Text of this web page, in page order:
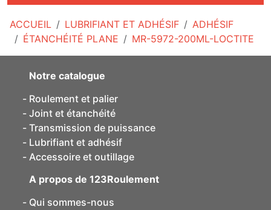
ACCUEIL LUBRIFIANT ET ADHÉSIF
ADHÉSIF
ÉTANCHÉITÉ PLANE
MR-5972-200ML-LOCTITE
Notre catalogue
Roulement et palier
Joint et étanchéité
Transmission de puissance
Lubrifiant et adhésif
Accessoire et outillage
A propos de 123Roulement
Qui sommes-nous